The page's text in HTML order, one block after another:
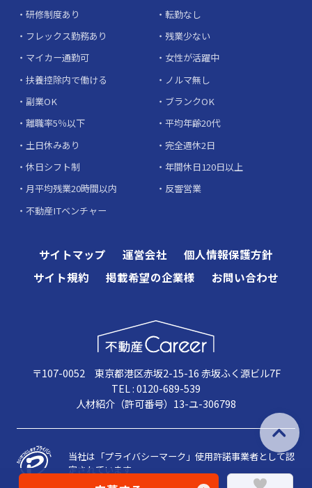
研修制度あり
転勤なし
フレックス勤務あり
残業少ない
マイカー通勤可
女性が活躍中
扶養控除内で働ける
ノルマ無し
副業OK
ブランクOK
離職率5％以下
平均年齢20代
土日休みあり
完全週休2日
休日シフト制
年間休日120日以上
月平均残業20時間以内
反響営業
不動産ITベンチャー
サイトマップ 運営会社
個人情報保護方針
サイト規約
掲載希望の企業様 お問い合わせ
〒107-0052 東京都港区赤坂2-15-16 赤坂ふく源ビル7F
TEL : 0120-689-539
人材紹介（許可番号）13-ユ-306798
当社は「プライバシーマーク」使用許諾事業者として認
定されています